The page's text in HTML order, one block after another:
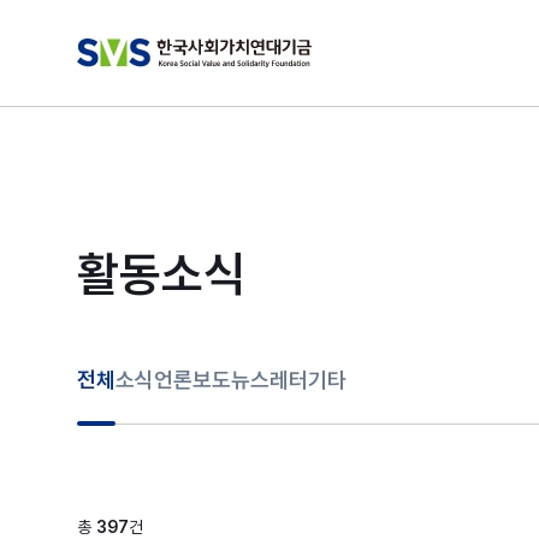
활동소식
전체 소식언론보도뉴스레터기타
총 397건